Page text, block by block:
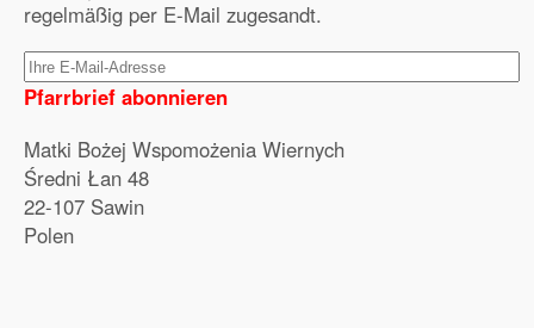
regelmäßig per E-Mail zugesandt.
Pfarrbrief abonnieren
Matki Bożej Wspomożenia Wiernych
Średni Łan 48
22-107 Sawin
Polen